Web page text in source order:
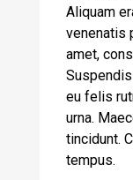
Aliquam
venenatis
amet,
eu felis
urna.
tincidunt.
tempus.